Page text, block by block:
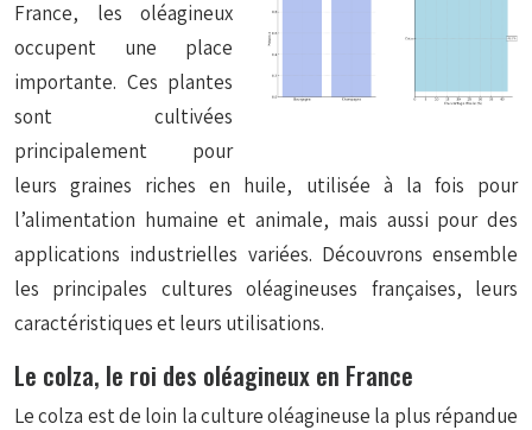
France, les oléagineux
occupent une place
importante. Ces plantes
sont cultivées
principalement pour
leurs graines riches en huile, utilisée à la fois pour
l’alimentation humaine et animale, mais aussi pour des
applications industrielles variées. Découvrons ensemble
les principales cultures oléagineuses françaises, leurs
caractéristiques et leurs utilisations.
Le colza, le roi des oléagineux en France
Le colza est de loin la culture oléagineuse la plus répandue